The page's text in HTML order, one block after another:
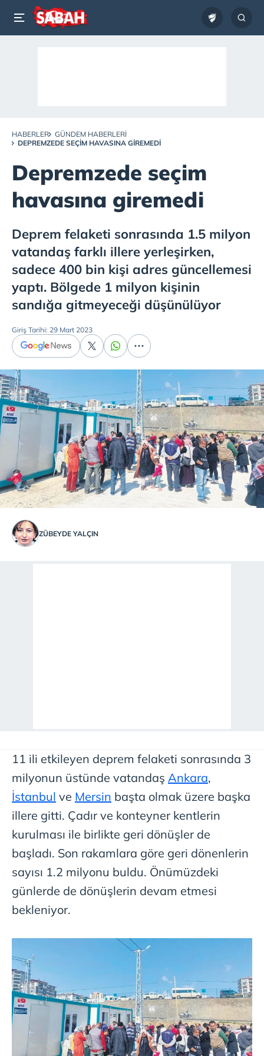
HABERLER
GÜNDEM HABERLERI
DEPREMZEDE SEÇIM HAVASINA GIREMEDI
Depremzede seçim
havasına giremedi
Deprem felaketi sonrasında 1.5 milyon
vatandaş farklı illere yerleşirken,
sadece 400 bin kişi adres güncellemesi
yaptı. Bölgede 1 milyon kişinin
sandığa gitmeyeceği düşünülüyor
Giriş Tarihi: 29 Mart 2023
ZÜBEYDE YALÇIN
11 ili etkileyen deprem felaketi sonrasında 3
milyonun üstünde vatandaş Ankara,
İstanbul ve Mersin başta olmak üzere başka
illere gitti. Çadır ve konteyner kentlerin
kurulması ile birlikte geri dönüşler de
başladı. Son rakamlara göre geri dönenlerin
sayısı 1.2 milyonu buldu. Önümüzdeki
günlerde de dönüşlerin devam etmesi
bekleniyor.